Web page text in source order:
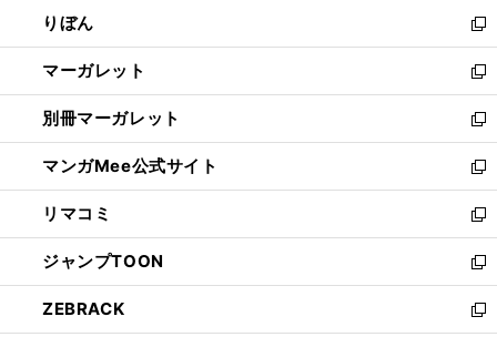
く
で
開
く
ド
ウ
で
開
く
ィ
ン
ド
ウ
で
開
く
りぼん
新
し
い
ウ
ィ
ン
ド
ウ
で
開
く
マーガレット
新
し
い
ウ
ィ
ン
ド
ウ
で
開
く
別冊マーガレット
新
し
い
ウ
ィ
ン
ド
ウ
で
開
マンガMee公式サイト
新
し
い
ウ
ィ
ン
ド
リマコミ
新
し
い
ウ
ィ
ジャンプTOON
新
し
い
ZEBRACK
新